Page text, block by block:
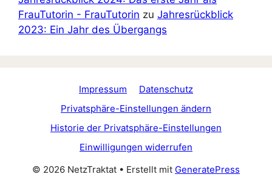
FrauTutorin - FrauTutorin zu Jahresrückblick
2023: Ein Jahr des Übergangs
Impressum
Datenschutz
Privatsphäre-Einstellungen ändern
Historie der Privatsphäre-Einstellungen
Einwilligungen widerrufen
© 2026 NetzTraktat • Erstellt mit GeneratePress